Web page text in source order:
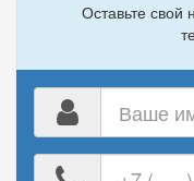
Оставьте